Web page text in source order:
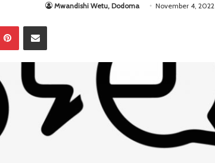
Mwandishi Wetu, Dodoma November 4, 2022